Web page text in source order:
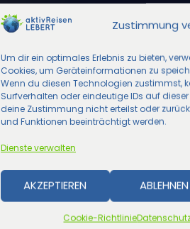
Zustimmung
Um dir ein optimales Erlebnis zu bieten,
Cookies, um Geräteinformationen zu
Wenn du diesen Technologien zustimmst,
Surfverhalten oder eindeutige IDs auf
deine Zustimmung nicht erteilst oder
und Funktionen beeinträchtigt werden.
Dienste verwalten
AKZEPTIEREN ABLEHNEN
Cookie-Richtlinie